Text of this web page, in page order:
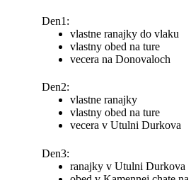
Den1:
vlastne ranajky do vlaku
vlastny obed na ture
vecera na Donovaloch
Den2:
vlastne ranajky
vlastny obed na ture
vecera v Utulni Durkova
Den3:
ranajky v Utulni Durkova